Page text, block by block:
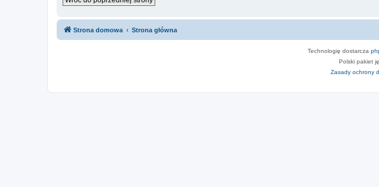
Strona domowa Strona główna
Technologię dostarcza
Polski pakiet
Zasady ochrony